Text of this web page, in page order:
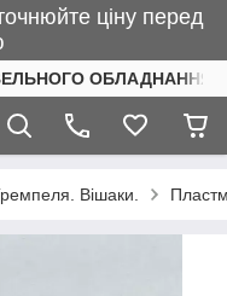
ціну перед
ОБЛАДНАННЯ
Вішаки.